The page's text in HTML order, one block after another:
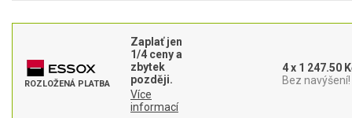
Elektrické pily
Jednoruční pily
ROZLOŽENÁ PLATBA
Zaplať jen
1/4 ceny a
zbytek
později.
Více
informací
4 x 1 247.50
Bez navýšení!